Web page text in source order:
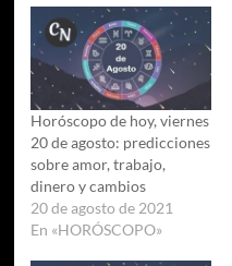
Horóscopo de hoy, viernes
20 de agosto: predicciones
sobre amor, trabajo,
dinero y cambios
20 de agosto de 2021
En «HORÓSCOPO»